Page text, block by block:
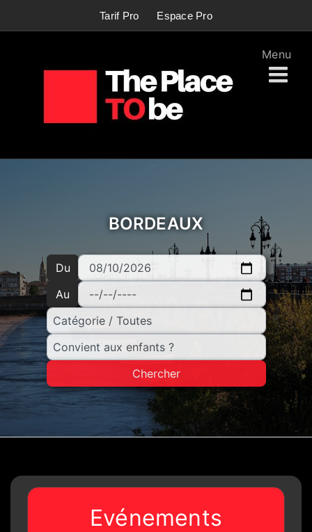
Tarif Pro Espace Pro
BORDEAUX
Du
Au
Chercher
Evénements